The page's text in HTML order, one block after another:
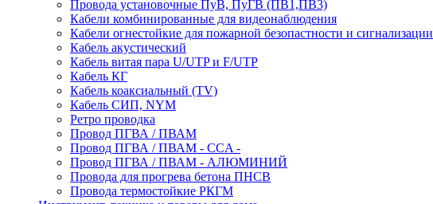
Провода установочные ПуВ, ПуГВ (ПВ1,ПВ3)
Кабели комбинированные для видеонаблюдения
Кабели огнестойкие для пожарной безопастности и сигнализации
Кабель акустический
Кабель витая пара U/UTP и F/UTP
Кабель КГ
Кабель коаксиальный (TV)
Кабель СИП, NYM
Ретро проводка
Провод ПГВА / ПВАМ
Провод ПГВА / ПВАМ - CCA -
Провод ПГВА / ПВАМ - АЛЮМИНИЙ
Провода для прогрева бетона ПНСВ
Провода термостойкие РКГМ